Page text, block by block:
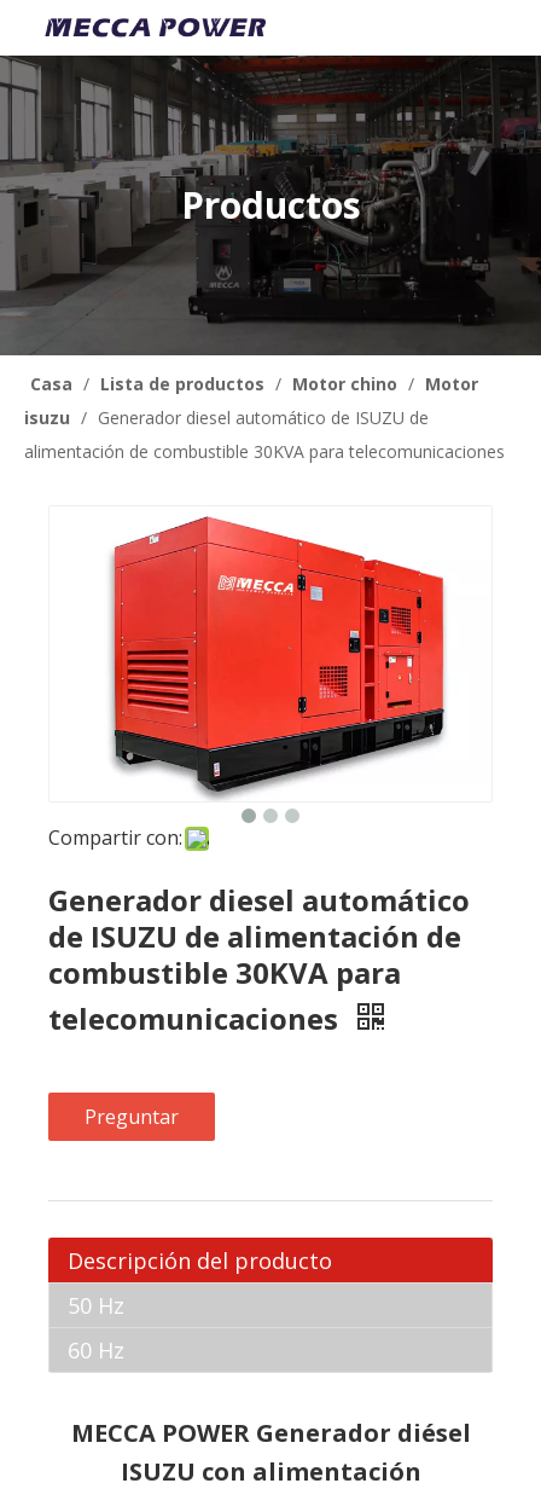
Productos
Casa / Lista de productos / Motor chino / Motor
isuzu / Generador diesel automático de ISUZU de
alimentación de combustible 30KVA para telecomunicaciones
Compartir con:
Generador diesel automático
de ISUZU de alimentación de
combustible 30KVA para
telecomunicaciones
Preguntar
Descripción del producto
50 Hz
60 Hz
MECCA POWER Generador diésel
ISUZU con alimentación